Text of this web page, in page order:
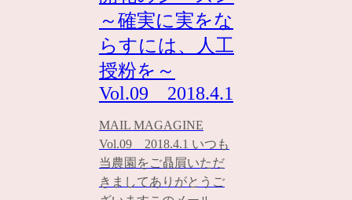
～確実に実をな
らすには、人工
授粉を～
Vol.09 2018.4.1
MAIL MAGAGINE
Vol.09 2018.4.1 いつも
当農園をご贔屓いただ
きましてありがとうご